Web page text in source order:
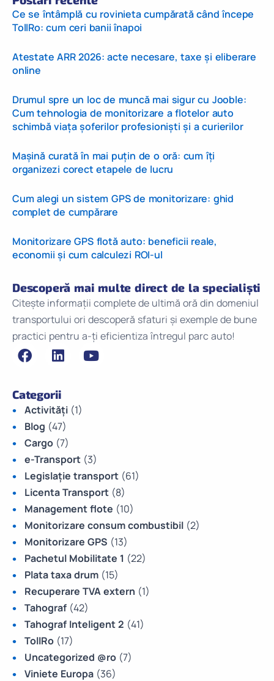
Ce se întâmplă cu rovinieta cumpărată când începe
TollRo: cum ceri banii înapoi
Atestate ARR 2026: acte necesare, taxe și eliberare
online
Drumul spre un loc de muncă mai sigur cu Jooble:
Cum tehnologia de monitorizare a flotelor auto
schimbă viața șoferilor profesioniști și a curierilor
Mașină curată în mai puțin de o oră: cum îți
organizezi corect etapele de lucru
Cum alegi un sistem GPS de monitorizare: ghid
complet de cumpărare
Monitorizare GPS flotă auto: beneficii reale,
economii și cum calculezi ROI-ul
Descoperă mai multe direct de la specialiști
Citește informații complete de ultimă oră din domeniul
transportului ori descoperă sfaturi și exemple de bune
practici pentru a-ți eficientiza întregul parc auto!
Categorii
Activități (1)
Blog (47)
Cargo (7)
e-Transport (3)
Legislație transport (61)
Licenta Transport (8)
Management flote (10)
Monitorizare consum combustibil (2)
Monitorizare GPS (13)
Pachetul Mobilitate 1 (22)
Plata taxa drum (15)
Recuperare TVA extern (1)
Tahograf (42)
Tahograf Inteligent 2 (41)
TollRo (17)
Uncategorized @ro (7)
Viniete Europa (36)